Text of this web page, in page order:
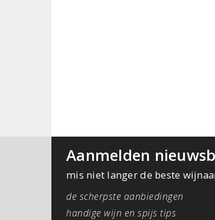
Aanmelden
mis niet langer de beste
de scherpste aanbiedingen
handige wijn en spijs tips